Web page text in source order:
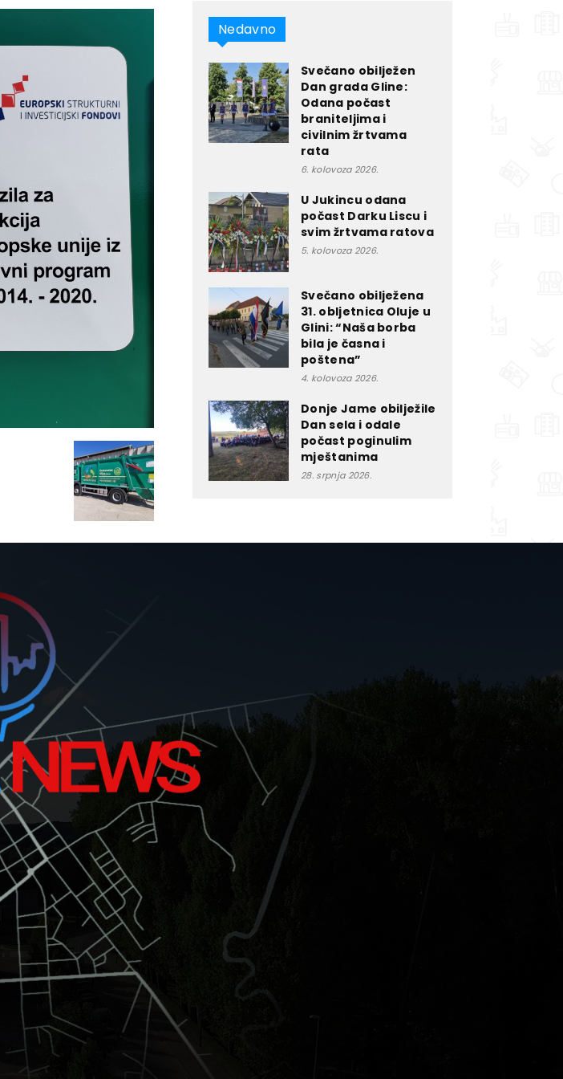
Nedavno
Svečano obilježen
Dan grada Gline:
Odana počast
braniteljima i
civilnim žrtvama
rata
6. kolovoza 2026.
U Jukincu odana
počast Darku Liscu i
svim žrtvama ratova
5. kolovoza 2026.
Svečano obilježena
31. obljetnica Oluje u
Glini: “Naša borba
bila je časna i
poštena”
4. kolovoza 2026.
Donje Jame obilježile
Dan sela i odale
počast poginulim
mještanima
28. srpnja 2026.